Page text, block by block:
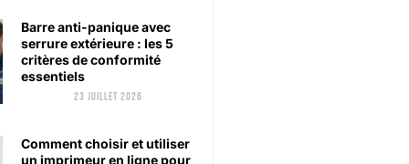
Barre anti-panique avec
serrure extérieure : les 5
critères de conformité
essentiels
23 juillet 2026
Comment choisir et utiliser
un imprimeur en ligne pour